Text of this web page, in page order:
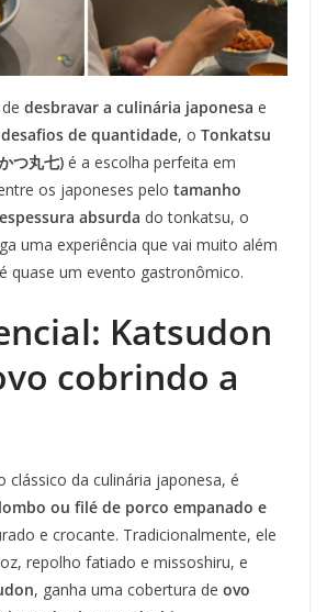
desbravar a culinária japonesa e
de quantidade, o Tonkatsu
つ丸七) é a escolha perfeita em
os japoneses pelo tamanho
absurda do tonkatsu, o
uma experiência que vai muito além
quase um evento gastronômico.
Katsudon
cobrindo a
clássico da culinária japonesa, é
lombo ou filé de porco empanado e
e crocante. Tradicionalmente, ele
repolho fatiado e missoshiru, e
, ganha uma cobertura de ovo